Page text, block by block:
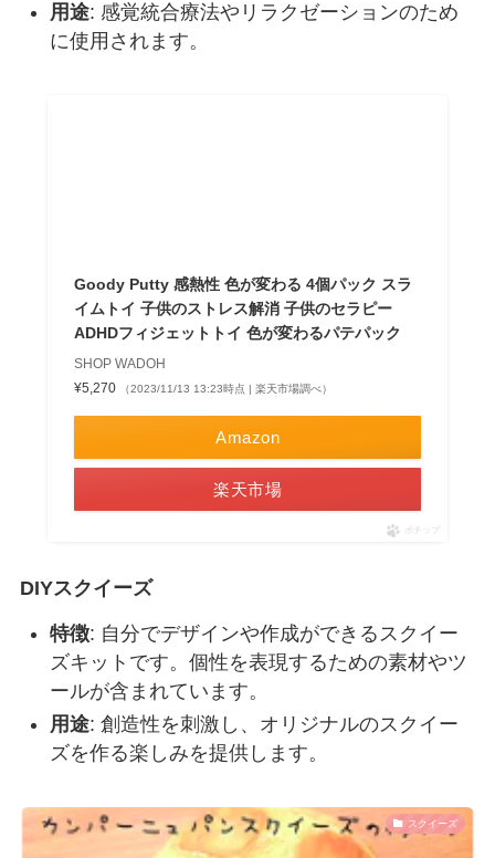
用途: 感覚統合療法やリラクゼーションのため
に使用されます。
Goody Putty 感熱性 色が変わる 4個パック スラ
イムトイ 子供のストレス解消 子供のセラピー
ADHDフィジェットトイ 色が変わるパテパック
SHOP WADOH
¥5,270
（2023/11/13 13:23時点 | 楽天市場調べ）
Amazon
楽天市場
ポチップ
DIYスクイーズ
特徴: 自分でデザインや作成ができるスクイー
ズキットです。個性を表現するための素材やツ
ールが含まれています。
用途: 創造性を刺激し、オリジナルのスクイー
ズを作る楽しみを提供します。
スクイーズ